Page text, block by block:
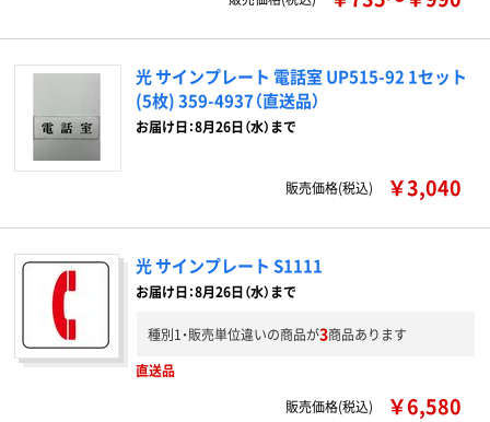
光 サインプレート 電話室 UP515-92 1セット
(5枚) 359-4937（直送品）
お届け日：8月26日（水）まで
販売価格(税込) ￥3,040
光 サインプレート S1111
お届け日：8月26日（水）まで
種別1・販売単位違いの商品が3商品あります
直送品
販売価格(税込)
￥6,580